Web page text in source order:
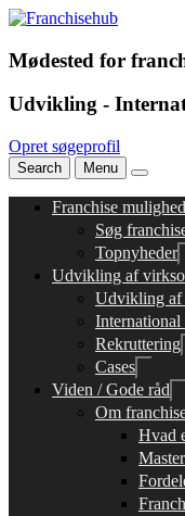
Mødested for
Udvikling -
Opret søgeprofil
Search Menu
Franchise
Søg
Topnyheder
Udvikling af
Udvikling af
International
Rekruttering
Cases
Viden / Gode råd
Om
Hvad